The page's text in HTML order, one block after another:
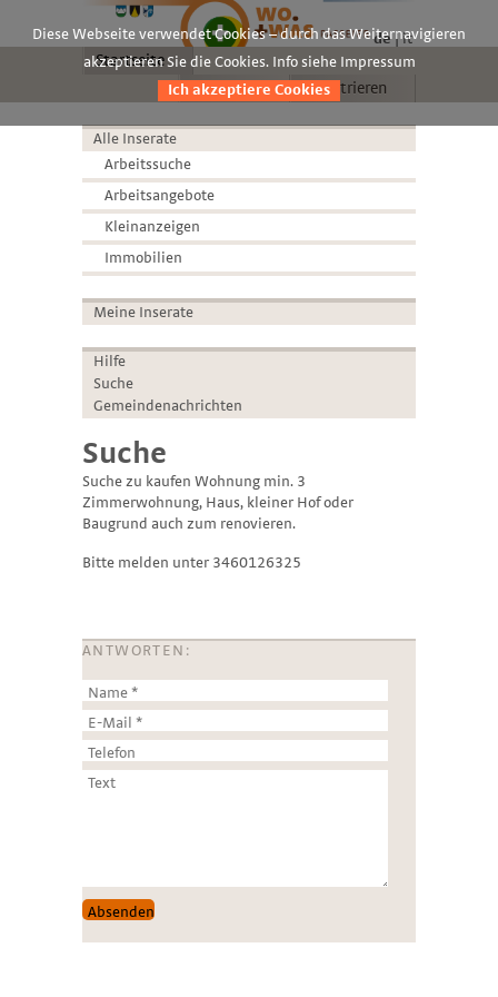
de it
Startseite
Anmelden
Registrieren
Alle Inserate
Arbeitssuche
Arbeitsangebote
Kleinanzeigen
Immobilien
Meine Inserate
Hilfe
Suche
Gemeindenachrichten
Suche
Suche zu kaufen Wohnung min. 3
Zimmerwohnung, Haus, kleiner Hof oder
Baugrund auch zum renovieren.
Bitte melden unter 3460126325
ANTWORTEN:
Diese Webseite verwendet Cookies – durch das Weiternavigieren
akzeptieren Sie die Cookies. Info siehe Impressum
Ich akzeptiere Cookies